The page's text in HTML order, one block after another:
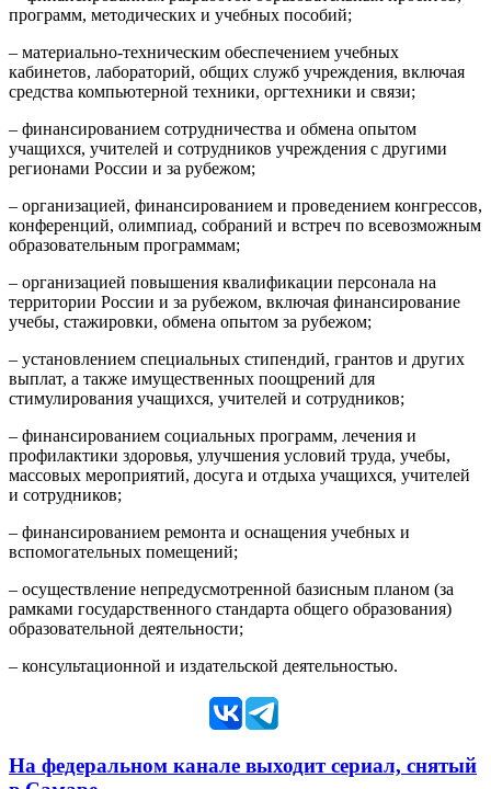
программ, методических и учебных пособий;
– материально-техническим обеспечением учебных
кабинетов, лабораторий, общих служб учреждения, включая
средства компьютерной техники, оргтехники и связи;
– финансированием сотрудничества и обмена опытом
учащихся, учителей и сотрудников учреждения с другими
регионами России и за рубежом;
– организацией, финансированием и проведением конгрессов,
конференций, олимпиад, собраний и встреч по всевозможным
образовательным программам;
– организацией повышения квалификации персонала на
территории России и за рубежом, включая финансирование
учебы, стажировки, обмена опытом за рубежом;
– установлением специальных стипендий, грантов и других
выплат, а также имущественных поощрений для
стимулирования учащихся, учителей и сотрудников;
– финансированием социальных программ, лечения и
профилактики здоровья, улучшения условий труда, учебы,
массовых мероприятий, досуга и отдыха учащихся, учителей
и сотрудников;
– финансированием ремонта и оснащения учебных и
вспомогательных помещений;
– осуществление непредусмотренной базисным планом (за
рамками государственного стандарта общего образования)
образовательной деятельности;
– консультационной и издательской деятельностью.
На федеральном канале выходит сериал, снятый